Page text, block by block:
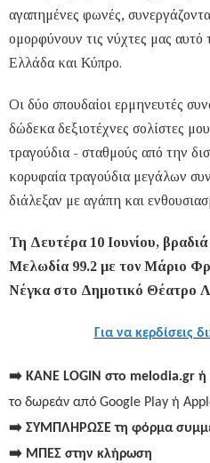
αγαπημένες φωνές,
ομορφύνουν τις νύχτες μας αυτό
Ελλάδα και Κύπρο.
Οι δύο σπουδαίοι ερμηνευτές
δώδεκα δεξιοτέχνες σολίστες
τραγούδια - σταθμούς από την
κορυφαία τραγούδια μεγάλων
διάλεξαν με αγάπη και
Τη Δευτέρα 10 Ιουνίου,
Μελωδία 99.2 με τον Μάριο
Νέγκα στο Δημοτικό Θέατρο
Για να κερδίσεις
➡️ ΚΑΝΕ LOGIN στο melodia.gr ή
το δωρεάν από Google Play ή
➡️ ΣΥΜΠΛΗΡΩΣΕ τη φόρμα
➡️ ΜΠΕΣ στην κλήρωση